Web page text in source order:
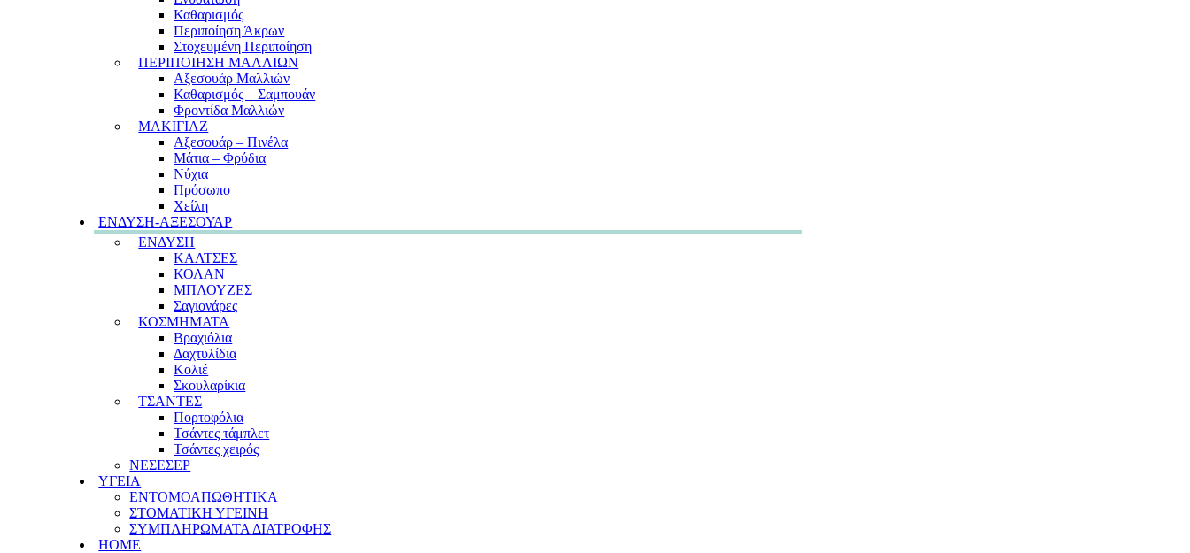
Καθαρισμός
Περιποίηση Άκρων
Στοχευμένη Περιποίηση
ΠΕΡΙΠΟΙΗΣΗ ΜΑΛΛΙΩΝ
Αξεσουάρ Μαλλιών
Καθαρισμός – Σαμπουάν
Φροντίδα Μαλλιών
ΜΑΚΙΓΙΑΖ
Αξεσουάρ – Πινέλα
Μάτια – Φρύδια
Νύχια
Πρόσωπο
Χείλη
ΕΝΔΥΣΗ-ΑΞΕΣΟΥΑΡ
ΕΝΔΥΣΗ
ΚΑΛΤΣΕΣ
ΚΟΛΑΝ
ΜΠΛΟΥΖΕΣ
Σαγιονάρες
ΚΟΣΜΗΜΑΤΑ
Βραχιόλια
Δαχτυλίδια
Κολιέ
Σκουλαρίκια
ΤΣΑΝΤΕΣ
Πορτοφόλια
Τσάντες τάμπλετ
Τσάντες χειρός
ΝΕΣΕΣΕΡ
ΥΓΕΙΑ
ΕΝΤΟΜΟΑΠΩΘΗΤΙΚΑ
ΣΤΟΜΑΤΙΚΗ ΥΓΕΙΝΗ
ΣΥΜΠΛΗΡΩΜΑΤΑ ΔΙΑΤΡΟΦΗΣ
HOME